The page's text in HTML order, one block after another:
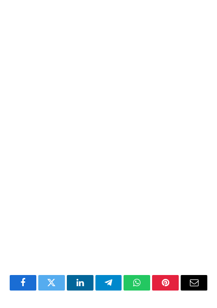
FacebookTwitter LinkedInTelegramWhatsAppPinterestEmail